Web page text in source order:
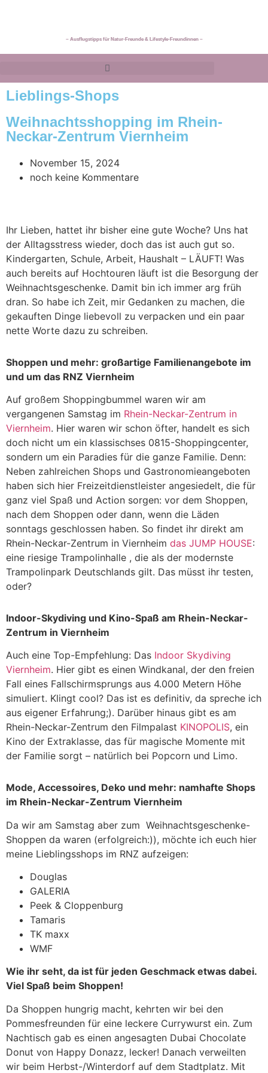
~ Ausflugstipps für Natur-Freunde & Lifestyle-Freundinnen ~
Lieblings-Shops
Weihnachtsshopping im Rhein-
Neckar-Zentrum Viernheim
November 15, 2024
noch keine Kommentare
Ihr Lieben, hattet ihr bisher eine gute Woche? Uns hat
der Alltagsstress wieder, doch das ist auch gut so.
Kindergarten, Schule, Arbeit, Haushalt – LÄUFT! Was
auch bereits auf Hochtouren läuft ist die Besorgung der
Weihnachtsgeschenke. Damit bin ich immer arg früh
dran. So habe ich Zeit, mir Gedanken zu machen, die
gekauften Dinge liebevoll zu verpacken und ein paar
nette Worte dazu zu schreiben.
Shoppen und mehr: großartige Familienangebote im
und um das RNZ Viernheim
Auf großem Shoppingbummel waren wir am
vergangenen Samstag im Rhein-Neckar-Zentrum in
Viernheim. Hier waren wir schon öfter, handelt es sich
doch nicht um ein klassischses 0815-Shoppingcenter,
sondern um ein Paradies für die ganze Familie. Denn:
Neben zahlreichen Shops und Gastronomieangeboten
haben sich hier Freizeitdienstleister angesiedelt, die für
ganz viel Spaß und Action sorgen: vor dem Shoppen,
nach dem Shoppen oder dann, wenn die Läden
sonntags geschlossen haben. So findet ihr direkt am
Rhein-Neckar-Zentrum in Viernheim das JUMP HOUSE:
eine riesige Trampolinhalle , die als der modernste
Trampolinpark Deutschlands gilt. Das müsst ihr testen,
oder?
Indoor-Skydiving und Kino-Spaß am Rhein-Neckar-
Zentrum in Viernheim
Auch eine Top-Empfehlung: Das Indoor Skydiving
Viernheim. Hier gibt es einen Windkanal, der den freien
Fall eines Fallschirmsprungs aus 4.000 Metern Höhe
simuliert. Klingt cool? Das ist es definitiv, da spreche ich
aus eigener Erfahrung;). Darüber hinaus gibt es am
Rhein-Neckar-Zentrum den Filmpalast KINOPOLIS, ein
Kino der Extraklasse, das für magische Momente mit
der Familie sorgt – natürlich bei Popcorn und Limo.
Mode, Accessoires, Deko und mehr: namhafte Shops
im Rhein-Neckar-Zentrum Viernheim
Da wir am Samstag aber zum Weihnachtsgeschenke-
Shoppen da waren (erfolgreich:)), möchte ich euch hier
meine Lieblingsshops im RNZ aufzeigen:
Douglas
GALERIA
Peek & Cloppenburg
Tamaris
TK maxx
WMF
Wie ihr seht, da ist für jeden Geschmack etwas dabei.
Viel Spaß beim Shoppen!
Da Shoppen hungrig macht, kehrten wir bei den
Pommesfreunden für eine leckere Currywurst ein. Zum
Nachtisch gab es einen angesagten Dubai Chocolate
Donut von Happy Donazz, lecker! Danach verweilten
wir beim Herbst-/Winterdorf auf dem Stadtplatz. Mit